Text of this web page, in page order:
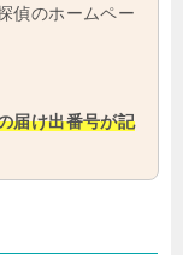
偵のホームペー
届け出番号が記